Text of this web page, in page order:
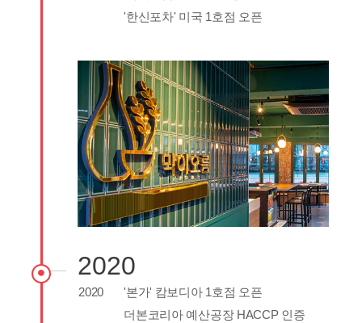
'한신포차' 미국 1호점 오픈
2020
2020
'본가' 캄보디아 1호점 오픈
더본코리아 예산공장 HACCP 인증